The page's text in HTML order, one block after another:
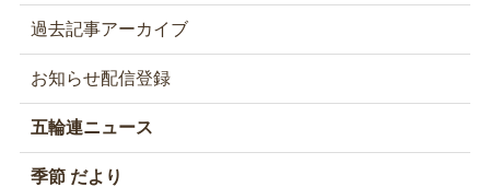
過去記事アーカイブ
お知らせ配信登録
五輪連ニュース
季節 だより